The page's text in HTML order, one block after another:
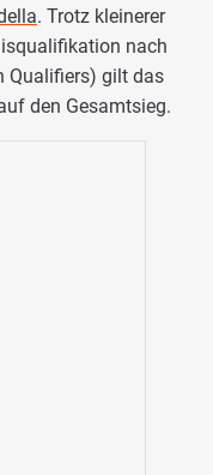
. Trotz kleinerer
nach
Qualifiers) gilt das
den Gesamtsieg.